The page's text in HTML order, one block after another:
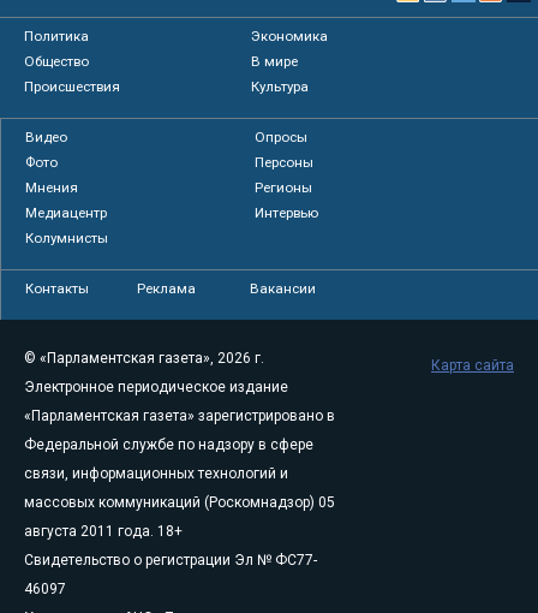
Политика
Экономика
Общество
В мире
Происшествия
Культура
Видео
Опросы
Фото
Персоны
Мнения
Регионы
Медиацентр
Интервью
Колумнисты
Контакты Реклама Вакансии
© «Парламентская газета», 2026 г.
Электронное периодическое издание
«Парламентская газета» зарегистрировано в
Федеральной службе по надзору в сфере
связи, информационных технологий и
массовых коммуникаций (Роскомнадзор) 05
августа 2011 года. 18+
Свидетельство о регистрации Эл № ФС77-
46097
Карта сайта